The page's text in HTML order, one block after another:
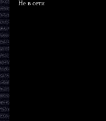
Не в сети